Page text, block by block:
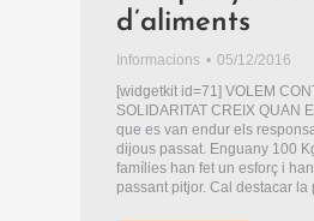
d’aliments
Informacions
05/12/2016
[widgetkit id=71] VOLEM
SOLIDARITAT CREIX QUAN
que es van endur els
dijous passat. Enguany 100
famílies han fet un esforç i
passant pitjor. Cal destacar